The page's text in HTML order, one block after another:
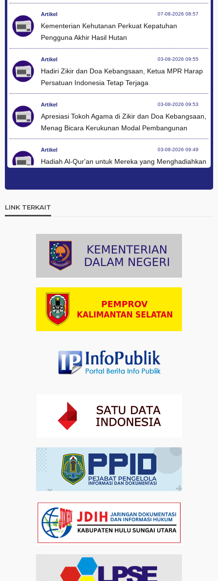
Artikel 07-08-2026 08:57
Kementerian Kehutanan Perkuat Kepatuhan
Pengguna Akhir Hasil Hutan
Artikel 03-08-2026 09:55
Hadiri Zikir dan Doa Kebangsaan, Ketua MPR Harap
Persatuan Indonesia Tetap Terjaga
Artikel 03-08-2026 09:53
Apresiasi Tokoh Agama di Zikir dan Doa Kebangsaan,
Menag Bicara Kerukunan Modal Pembangunan
Artikel 03-08-2026 09:49
Hadiah Al-Qur'an untuk Mereka yang Menghadiahkan
Ini Teks Lengkap Doa Kebangsaan Umat Kristen
Protestan di Monas
Artikel
Paduan Suara yang Menyatukan Harapan untuk
Indonesia
Dalam Zikir dan Doa Kebangsaan, Tio Menemukan
Makna Keberagaman
Artikel 01-08-2026 18:00
Kebangsaan di Monas
31-07-2026 16:04
Pandang terhadap Penyandang Disabilitas
LINK TERKAIT